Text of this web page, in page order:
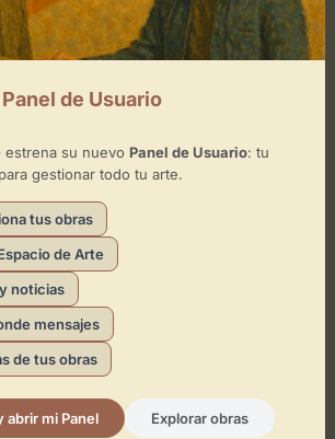
Rambla
Conciertos +3
de Usuario
estrena su nuevo Panel de Usuario: tu
gestionar todo tu arte.
tus obras
de Arte
noticias
mensajes
de tus obras
abrir mi Panel Explorar obras